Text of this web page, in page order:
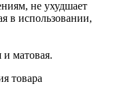
не ухудшает
в использовании,
и матовая.
товара